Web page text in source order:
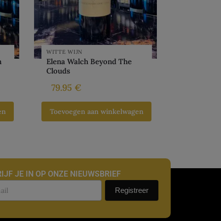
WITTE WIJN
Elena Walch Beyond The
Clouds
79.95 €
Toevoegen aan winkelwagen
JE IN OP ONZE NIEUWSBRIEF
Registreer